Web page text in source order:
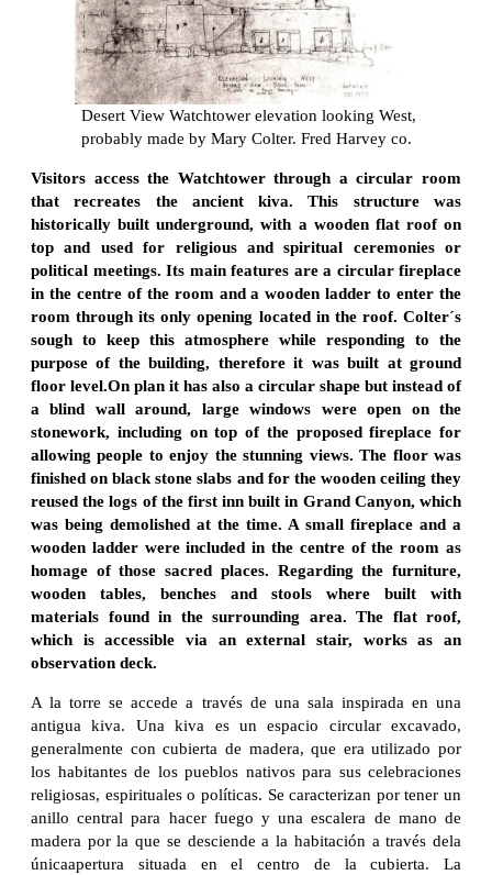
Desert View Watchtower elevation looking West,
probably made by Mary Colter. Fred Harvey co.
Visitors access the Watchtower through a circular room
that recreates the ancient kiva. This structure was
historically built underground, with a wooden flat roof on
top and used for religious and spiritual ceremonies or
political meetings. Its main features are a circular fireplace
in the centre of the room and a wooden ladder to enter the
room through its only opening located in the roof. Colter´s
sough to keep this atmosphere while responding to the
purpose of the building, therefore it was built at ground
floor level.On plan it has also a circular shape but instead of
a blind wall around, large windows were open on the
stonework, including on top of the proposed fireplace for
allowing people to enjoy the stunning views. The floor was
finished on black stone slabs and for the wooden ceiling they
reused the logs of the first inn built in Grand Canyon, which
was being demolished at the time. A small fireplace and a
wooden ladder were included in the centre of the room as
homage of those sacred places. Regarding the furniture,
wooden tables, benches and stools where built with
materials found in the surrounding area. The flat roof,
which is accessible via an external stair, works as an
observation deck.
A la torre se accede a través de una sala inspirada en una
antigua kiva. Una kiva es un espacio circular excavado,
generalmente con cubierta de madera, que era utilizado por
los habitantes de los pueblos nativos para sus celebraciones
religiosas, espirituales o políticas. Se caracterizan por tener un
anillo central para hacer fuego y una escalera de mano de
madera por la que se desciende a la habitación a través dela
únicaapertura situada en el centro de la cubierta. La